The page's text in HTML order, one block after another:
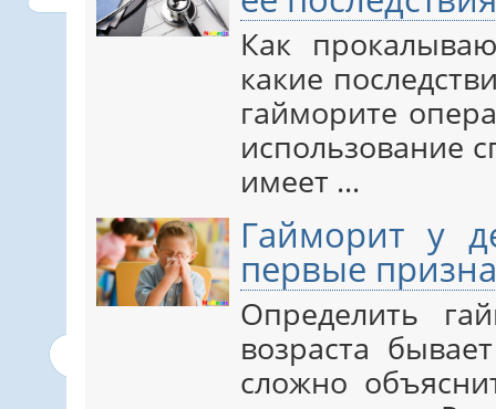
Как
какие
гайморите
использование
имеет ...
Гайморит у
первые
Определить
возраста
сложно